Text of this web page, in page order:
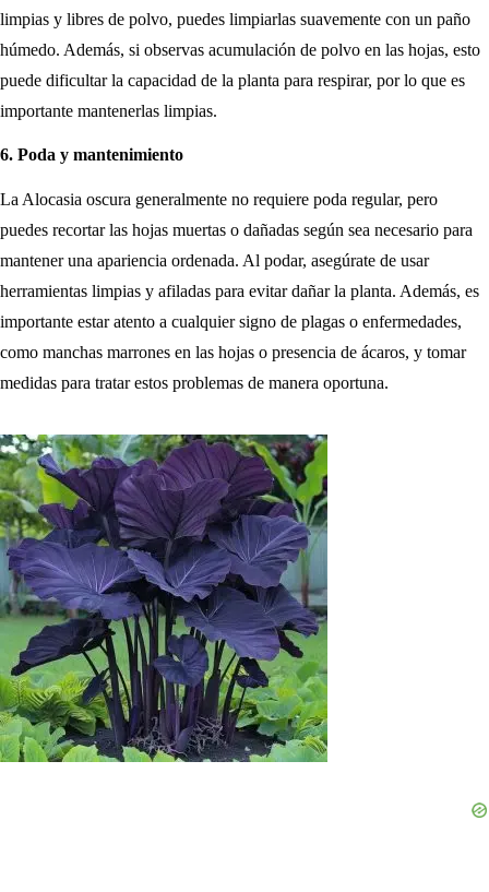
limpias y libres de polvo, puedes limpiarlas suavemente con un paño
húmedo. Además, si observas acumulación de polvo en las hojas, esto
puede dificultar la capacidad de la planta para respirar, por lo que es
importante mantenerlas limpias.
6. Poda y mantenimiento
La Alocasia oscura generalmente no requiere poda regular, pero
puedes recortar las hojas muertas o dañadas según sea necesario para
mantener una apariencia ordenada. Al podar, asegúrate de usar
herramientas limpias y afiladas para evitar dañar la planta. Además, es
importante estar atento a cualquier signo de plagas o enfermedades,
como manchas marrones en las hojas o presencia de ácaros, y tomar
medidas para tratar estos problemas de manera oportuna.